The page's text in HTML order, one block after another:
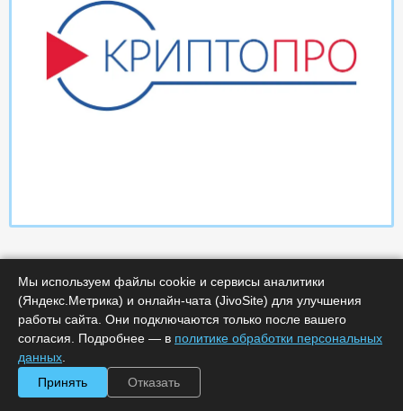
Характеристики
Минимальное количество лицензий :
Мы используем файлы cookie и сервисы аналитики
(Яндекс.Метрика) и онлайн-чата (JivoSite) для улучшения
работы сайта. Они подключаются только после вашего
согласия. Подробнее — в политике обработки персональных
данных
Принять
Отказать